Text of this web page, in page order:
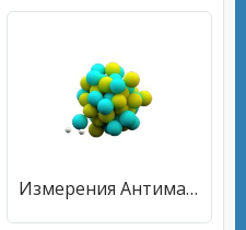
Измерения Антиматерии